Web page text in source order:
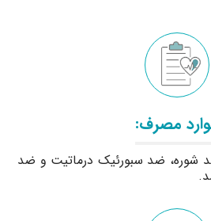
مصرف:
شوره، ضد سبورئیک درماتیت و ضد